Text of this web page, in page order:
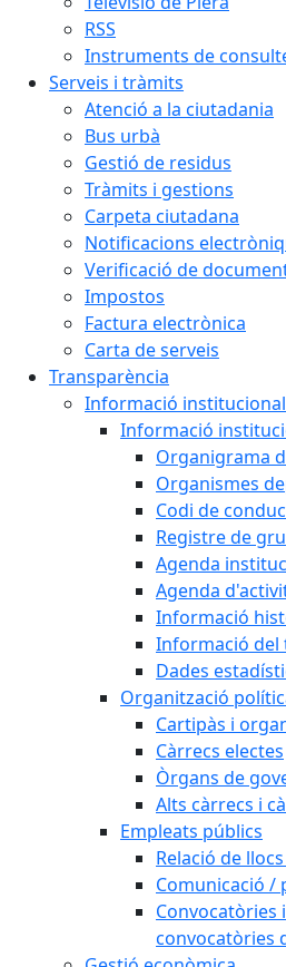
RSS
Instruments de
Serveis i tràmits
Atenció a la ciutadania
Bus urbà
Gestió de residus
Tràmits i gestions
Carpeta ciutadana
Notificacions
Verificació de
Impostos
Factura electrònica
Carta de serveis
Transparència
Informació
Informació
Organigrama
Organismes
Codi de
Registre de
Agenda
Agenda
Informació
Informació del
Dades
Organització
Cartipàs i
Càrrecs electes
Òrgans de
Alts càrrecs i
Empleats públics
Relació de
Comunicació /
Convocatòries
convocatòries